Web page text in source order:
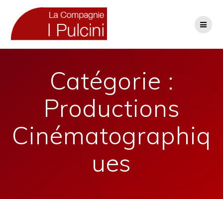
Catégorie :
Productions
Cinématographiq
ues